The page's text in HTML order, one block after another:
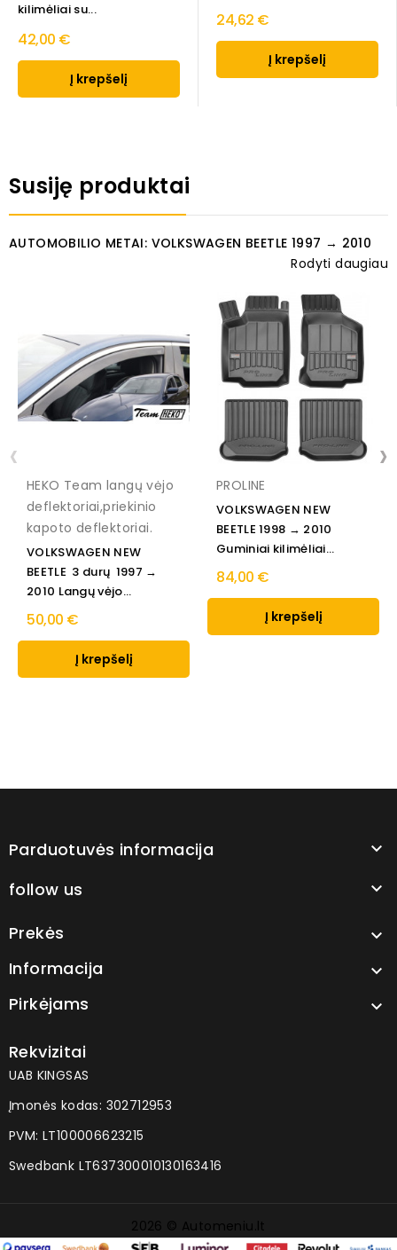
kilimėliai su...
42,00 €
Į krepšelį
24,62 €
Į krepšelį
Susiję produktai
AUTOMOBILIO METAI: VOLKSWAGEN BEETLE 1997 → 2010
Rodyti daugiau
HEKO Team langų vėjo
deflektoriai,priekinio
kapoto deflektoriai.
VOLKSWAGEN NEW
BEETLE 3 durų 1997 →
2010 Langų vėjo...
50,00 €
Į krepšelį
PROLINE
VOLKSWAGEN NEW
BEETLE 1998 → 2010
Guminiai kilimėliai
aukštais...
84,00 €
Į krepšelį
‹ ›
Parduotuvės informacija 
follow us 
Prekės 
Informacija 
Pirkėjams 
Rekvizitai
UAB KINGSAS
Įmonės kodas: 302712953
PVM: LT100006623215
Swedbank LT637300010130163416
2026 © Automeniu.lt